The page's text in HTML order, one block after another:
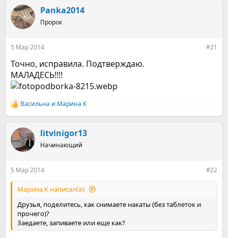
т
е
а
ч
Panka2014
Пророк
5 Мар 2014 #21
Точно, исправила. Подтверждаю.
МАЛАДЕСЬ!!!!
Р
е
к
ц
и
Васильна и Марина К
litvinigor13
Начинающий
5 Мар 2014 #22
Марина К написал(а):
Друзья, поделитесь, как снимаете накаты (без таблеток и
прочего)?
Заедаете, запиваете или еще как?